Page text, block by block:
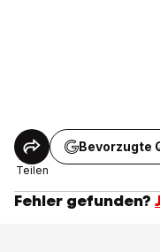
Teilen
Bevorzugte
Fehler gefunden?